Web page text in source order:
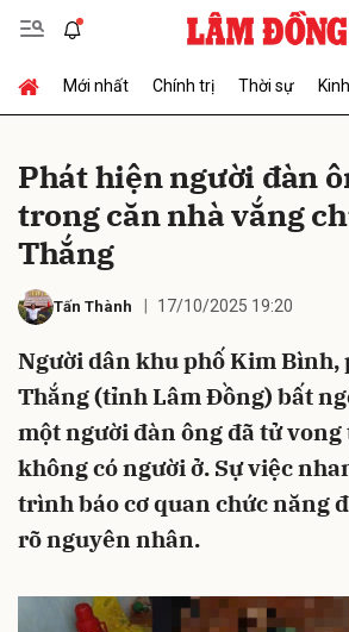
Mới nhất Chính trị Thời sự
Phát hiện người đàn
trong căn nhà vắng
Thắng
Tấn Thành 17/10/2025 19:20
Người dân khu phố Kim Bình,
Thắng (tỉnh Lâm Đồng) bất
một người đàn ông đã tử
không có người ở. Sự việc
trình báo cơ quan chức năng
rõ nguyên nhân.
Gửi bình luận